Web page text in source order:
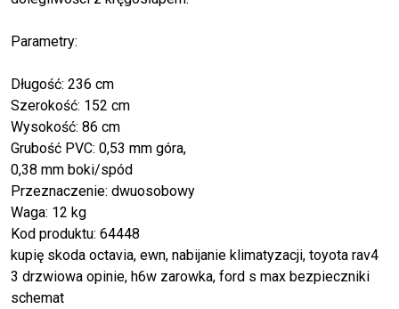
Parametry:
Długość: 236 cm
Szerokość: 152 cm
Wysokość: 86 cm
Grubość PVC: 0,53 mm góra,
0,38 mm boki/spód
Przeznaczenie: dwuosobowy
Waga: 12 kg
Kod produktu: 64448
kupię skoda octavia, ewn, nabijanie klimatyzacji, toyota rav4
3 drzwiowa opinie, h6w zarowka, ford s max bezpieczniki
schemat